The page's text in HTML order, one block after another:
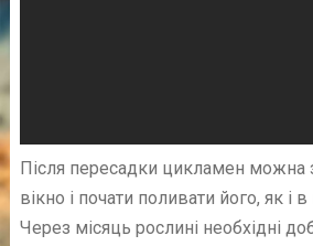
Після пересадки цикламен можна
вікно і почати поливати його, як і в
Через місяць рослині необхідні